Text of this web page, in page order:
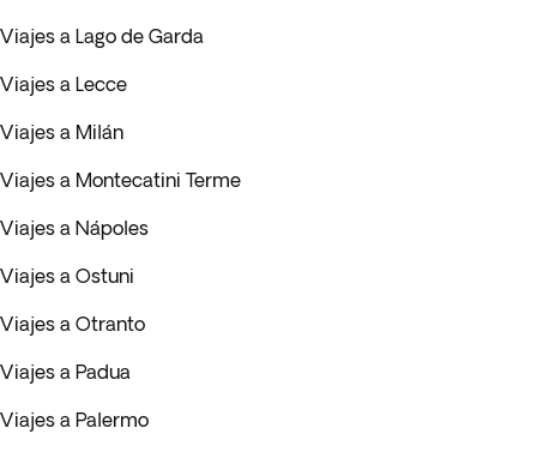
Viajes a Lago de Garda
Viajes a Lecce
Viajes a Milán
Viajes a Montecatini Terme
Viajes a Nápoles
Viajes a Ostuni
Viajes a Otranto
Viajes a Padua
Viajes a Palermo